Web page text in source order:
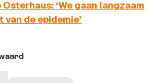
Osterhaus: ‘We gaan langzaam
de epidemie’